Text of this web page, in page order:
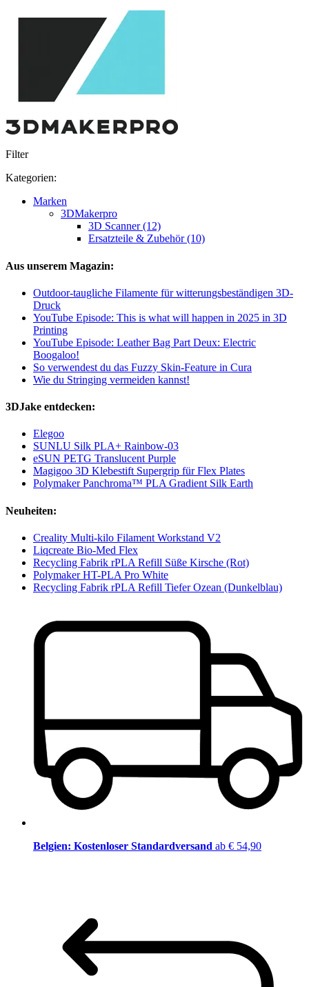
Filter
Kategorien:
Marken
3DMakerpro
3D Scanner (12)
Ersatzteile & Zubehör (10)
Aus unserem Magazin:
Outdoor-taugliche Filamente für witterungsbeständigen 3D-
Druck
YouTube Episode: This is what will happen in 2025 in 3D
Printing
YouTube Episode: Leather Bag Part Deux: Electric
Boogaloo!
So verwendest du das Fuzzy Skin-Feature in Cura
Wie du Stringing vermeiden kannst!
3DJake entdecken:
Elegoo
SUNLU Silk PLA+ Rainbow-03
eSUN PETG Translucent Purple
Magigoo 3D Klebestift Supergrip für Flex Plates
Polymaker Panchroma™ PLA Gradient Silk Earth
Neuheiten:
Creality Multi-kilo Filament Workstand V2
Liqcreate Bio-Med Flex
Recycling Fabrik rPLA Refill Süße Kirsche (Rot)
Polymaker HT-PLA Pro White
Recycling Fabrik rPLA Refill Tiefer Ozean (Dunkelblau)
Belgien: Kostenloser Standardversand ab € 54,90